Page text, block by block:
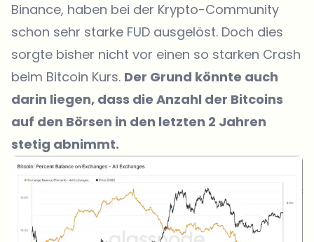
Binance, haben bei der Krypto-Community
schon sehr starke FUD ausgelöst. Doch dies
sorgte bisher nicht vor einen so starken Crash
beim Bitcoin Kurs. Der Grund könnte auch
darin liegen, dass die Anzahl der Bitcoins
auf den Börsen in den letzten 2 Jahren
stetig abnimmt.